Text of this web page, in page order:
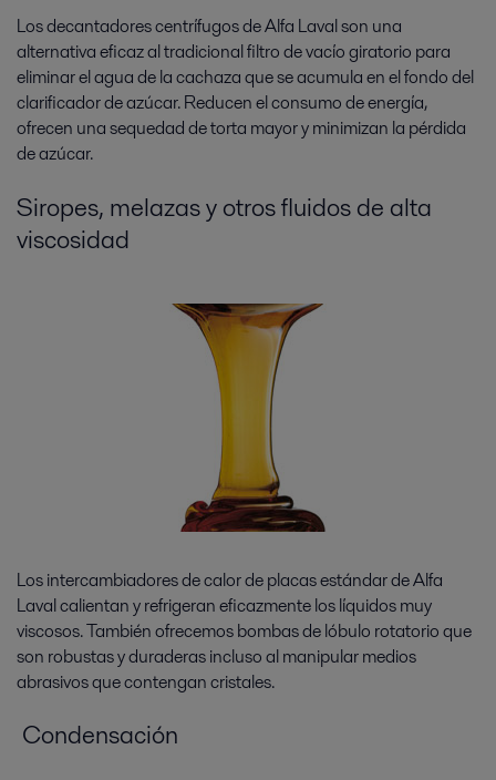
Los decantadores centrífugos de Alfa Laval son una
alternativa eficaz al tradicional filtro de vacío giratorio para
eliminar el agua de la cachaza que se acumula en el fondo del
clarificador de azúcar. Reducen el consumo de energía,
ofrecen una sequedad de torta mayor y minimizan la pérdida
de azúcar.
Siropes, melazas y otros fluidos de alta
viscosidad
Los intercambiadores de calor de placas estándar de Alfa
Laval calientan y refrigeran eficazmente los líquidos muy
viscosos. También ofrecemos bombas de lóbulo rotatorio que
son robustas y duraderas incluso al manipular medios
abrasivos que contengan cristales.
Condensación